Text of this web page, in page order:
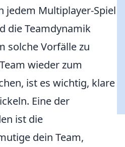
jedem Multiplayer-Spiel
die Teamdynamik
solche Vorfälle zu
wieder zum
ist es wichtig, klare
Eine der
ist die
dein Team,